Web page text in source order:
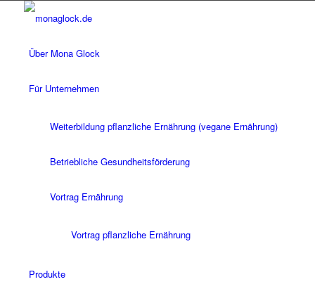
Über Mona Glock
Für Unternehmen
Weiterbildung pflanzliche Ernährung (vegane Ernährung)
Betriebliche Gesundheitsförderung
Vortrag Ernährung
Vortrag pflanzliche Ernährung
Produkte